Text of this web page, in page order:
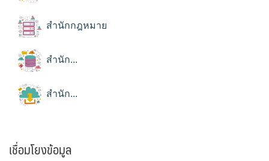
สำนักกฎหมาย
สำนัก...
สำนัก...
เชื่อมโยงข้อมูล